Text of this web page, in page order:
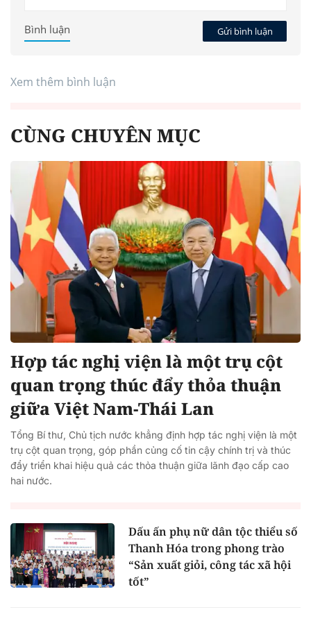
Gửi bình luận
Bình luận
Xem thêm bình luận
CÙNG CHUYÊN MỤC
Hợp tác nghị viện là một trụ cột
quan trọng thúc đẩy thỏa thuận
giữa Việt Nam-Thái Lan
Tổng Bí thư, Chủ tịch nước khẳng định hợp tác nghị viện là một
trụ cột quan trọng, góp phần củng cố tin cậy chính trị và thúc
đẩy triển khai hiệu quả các thỏa thuận giữa lãnh đạo cấp cao
hai nước.
Dấu ấn phụ nữ dân tộc thiểu số
Thanh Hóa trong phong trào
“Sản xuất giỏi, công tác xã hội
tốt”